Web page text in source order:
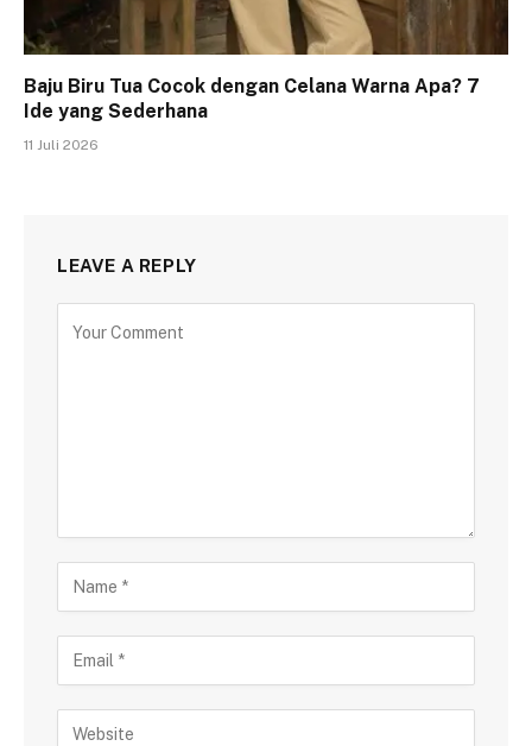
Baju Biru Tua Cocok dengan Celana Warna Apa? 7
Ide yang Sederhana
11 Juli 2026
LEAVE A REPLY